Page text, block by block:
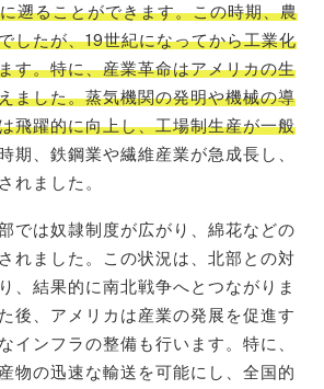
遡ることができます。この時期、農
したが、19世紀になってから工業化
す。特に、産業革命はアメリカの生
ました。蒸気機関の発明や機械の導
飛躍的に向上し、工場制生産が一般
期、鉄鋼業や繊維産業が急成長し、
れました。
では奴隷制度が広がり、綿花などの
れました。この状況は、北部との対
、結果的に南北戦争へとつながりま
後、アメリカは産業の発展を促進す
インフラの整備も行います。特に、
物の迅速な輸送を可能にし、全国的